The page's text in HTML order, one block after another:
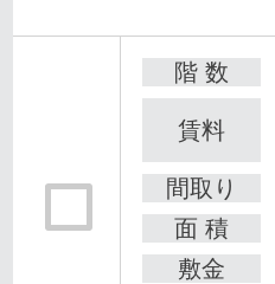
階 数
賃料
間取り
面 積
敷金